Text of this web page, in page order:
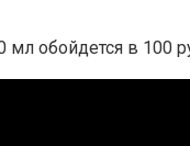
обойдется в 100